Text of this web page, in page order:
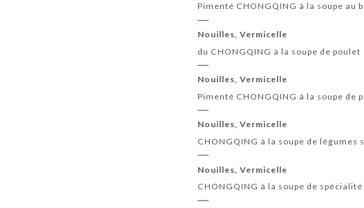
Pimenté CHONGQING à la soupe au
Nouilles, Vermicelle
du CHONGQING à la soupe de poulet
Nouilles, Vermicelle
Pimenté CHONGQING à la soupe de
Nouilles, Vermicelle
CHONGQING à la soupe de légumes
Nouilles, Vermicelle
CHONGQING à la soupe de spécialité